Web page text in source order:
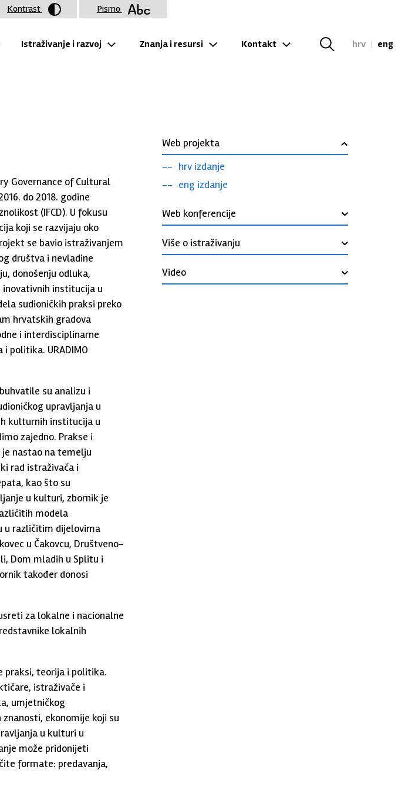
Istraživanje i razvoj Znanja i resursi Kontakt hrv | eng
Governance of Cultural
do 2018. godine
(IFCD). U fokusu
koji se razvijaju oko
se bavio istraživanjem
društva i nevladine
donošenju odluka,
institucija u
sudioničkih praksi preko
hrvatskih gradova
i interdisciplinarne
politika. URADIMO
su analizu i
upravljanja u
kulturnih institucija u
zajedno. Prakse i
nastao na temelju
rad istraživača i
kao što su
u kulturi, zbornik je
modela
u različitim dijelovima
u Čakovcu, Društveno-
Dom mladih u Splitu i
također donosi
za lokalne i nacionalne
lokalnih
praksi, teorija i politika.
istraživače i
umjetničkog
ekonomije koji su
u kulturi u
može pridonijeti
formate: predavanja,
Web projekta ›
hrv izdanje
eng izdanje
Web konferencije ›
Više o istraživanju ›
Video ›
Kontrast Pismo